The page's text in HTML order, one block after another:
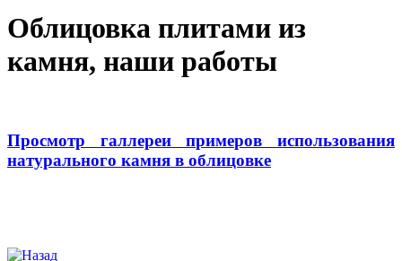
Облицовка плитами из
камня, наши работы
Просмотр галлереи примеров использования
натурального камня в облицовке